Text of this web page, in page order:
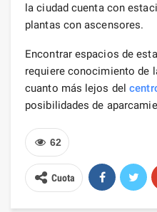
la ciudad cuenta con
plantas con ascensores.
Encontrar espacios de
requiere conocimiento de
cuanto más lejos del
posibilidades de
62
Cuota